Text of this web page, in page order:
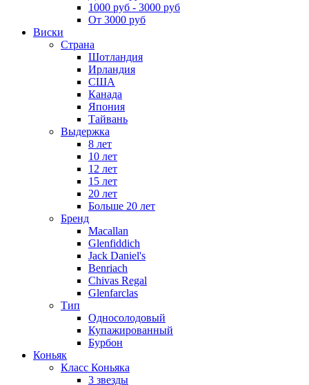
1000 руб - 3000 руб
От 3000 руб
Виски
Страна
Шотландия
Ирландия
США
Канада
Япония
Тайвань
Выдержка
8 лет
10 лет
12 лет
15 лет
20 лет
Больше 20 лет
Бренд
Macallan
Glenfiddich
Jack Daniel's
Benriach
Chivas Regal
Glenfarclas
Тип
Односолодовый
Купажированный
Бурбон
Коньяк
Класс Коньяка
3 звезды